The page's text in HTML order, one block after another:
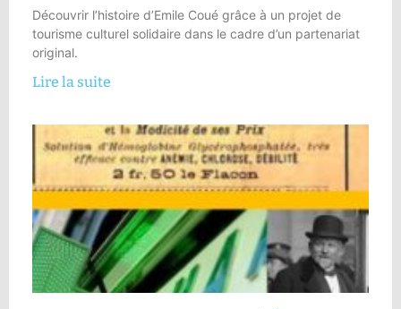
Découvrir l’histoire d’Emile Coué grâce à un projet de
tourisme culturel solidaire dans le cadre d’un partenariat
original.
Lire la suite